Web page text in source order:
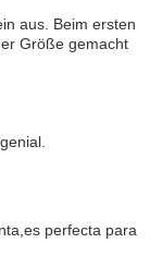
aus. Beim ersten
Größe gemacht
perfecta para